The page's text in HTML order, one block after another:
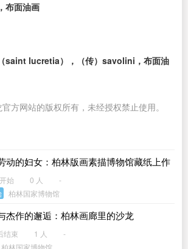
布面油画
（saint lucretia），（传）savolini，布面油
方网站的版权所有，未经授权禁止使用。
动的妇女：柏林版画素描博物馆藏纸上作
始 0 人
-
柏林国家博物馆
杰作的邂逅：柏林画廊里的沙龙
结束 1 人
-
柏林国家博物馆